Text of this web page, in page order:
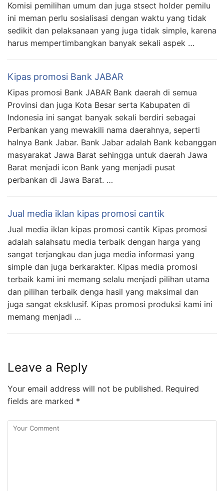
Komisi pemilihan umum dan juga stsect holder pemilu
ini meman perlu sosialisasi dengan waktu yang tidak
sedikit dan pelaksanaan yang juga tidak simple, karena
harus mempertimbangkan banyak sekali aspek …
Kipas promosi Bank JABAR
Kipas promosi Bank JABAR Bank daerah di semua
Provinsi dan juga Kota Besar serta Kabupaten di
Indonesia ini sangat banyak sekali berdiri sebagai
Perbankan yang mewakili nama daerahnya, seperti
halnya Bank Jabar. Bank Jabar adalah Bank kebanggan
masyarakat Jawa Barat sehingga untuk daerah Jawa
Barat menjadi icon Bank yang menjadi pusat
perbankan di Jawa Barat. …
Jual media iklan kipas promosi cantik
Jual media iklan kipas promosi cantik Kipas promosi
adalah salahsatu media terbaik dengan harga yang
sangat terjangkau dan juga media informasi yang
simple dan juga berkarakter. Kipas media promosi
terbaik kami ini memang selalu menjadi pilihan utama
dan pilihan terbaik denga hasil yang maksimal dan
juga sangat eksklusif. Kipas promosi produksi kami ini
memang menjadi …
Leave a Reply
Your email address will not be published. Required
fields are marked *